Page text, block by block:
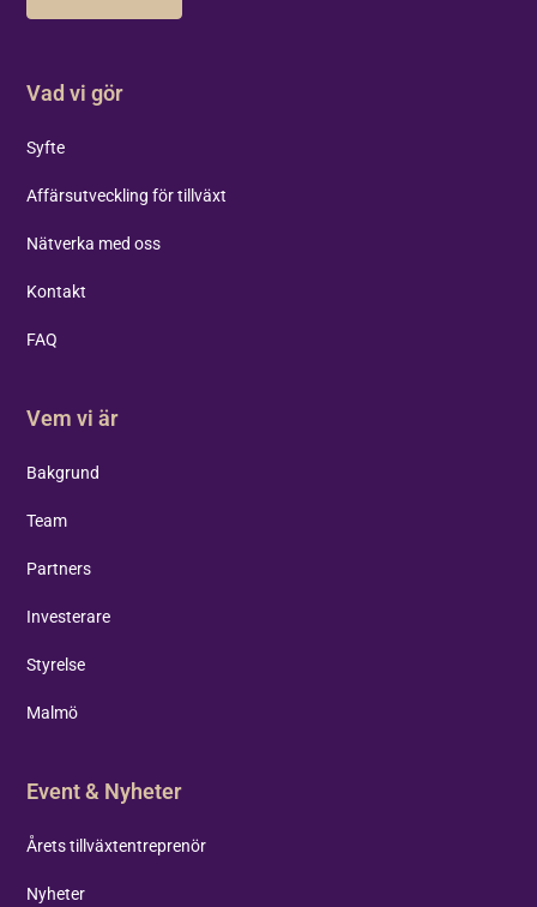
Vad vi gör
Syfte
Affärsutveckling för tillväxt
Nätverka med oss
Kontakt
FAQ
Vem vi är
Bakgrund
Team
Partners
Investerare
Styrelse
Malmö
Event & Nyheter
Årets tillväxtentreprenör
Nyheter